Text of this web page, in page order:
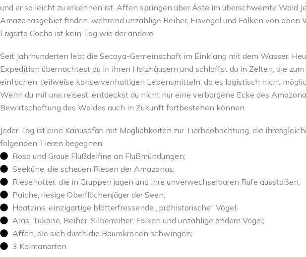
und er so leicht zu erkennen ist. Affen springen über Äste im überschwemte Wald
Amazonasgebiet finden. während unzählige Reiher, Eisvögel und Falken von
Lagarto Cocha ist kein Tag wie der andere.
Seit Jahrhunderten lebt die Secoya-Gemeinschaft im Einklang mit dem Wasser.
Expedition übernachtest du in ihren Holzhäusern und schlaffst du in Zelten, die
einfachen, teilweise konservenhaltigen Lebensmitteln, da es logistisch nicht
Wenn du mit uns reisest, entdeckst du nicht nur eine verborgene Ecke des
Bewirtschaftung des Waldes auch in Zukunft fortbestehen können.
Jeder Tag ist eine Kanusafari mit Möglichkeiten zur Tierbeobachtung, die
folgenden Tieren begegnen:
Rosa und Graue Flußdelfine an Flußmündungen;
Seekühe, die scheuen Riesen der Amazonas;
Riesenotter, die in Gruppen jagen und ihre unverwechselbaren Rufe ausstoßen;
Paiche, riesige Oberflächenjäger der Seen;
Hoatzins, einzigartige blätterfressende „prähistorische“ Vögel;
Aras, Tukane, Reiher, Silberreiher, Falken und unzählige andere Vögel;
Affen, die sich durch die Baumkronen schwingen;
3 Kaimanarten.